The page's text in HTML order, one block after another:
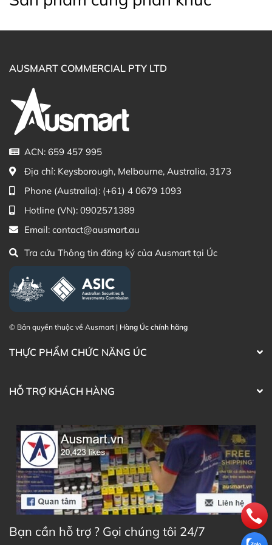
hàng của Ausmart tại:
Zalo Ausmart.au| Ausmart Commercial Pty Ltd
Điện thoại liên hệ đặt hàng:
Thạc sĩ Điều dưỡng & Cố vấn sản
AUSMART COMMERCIAL PTY LTD
ACN: 659 457 995
Địa chỉ: Keysborough, Melbourne, Australia, 3173
Phone (Australia): (+61) 4 0679 1093
Hotline (VN): 0902571389
Email: contact@ausmart.au
Tra cứu Thông tin đăng ký của Ausmart tại Úc
© Bản quyền thuộc về Ausmart | Hàng Úc chính hãng
THỰC PHẨM CHỨC NĂNG ÚC
HỖ TRỢ KHÁCH HÀNG
Bạn cần hỗ trợ ? Gọi chúng tôi 24/7